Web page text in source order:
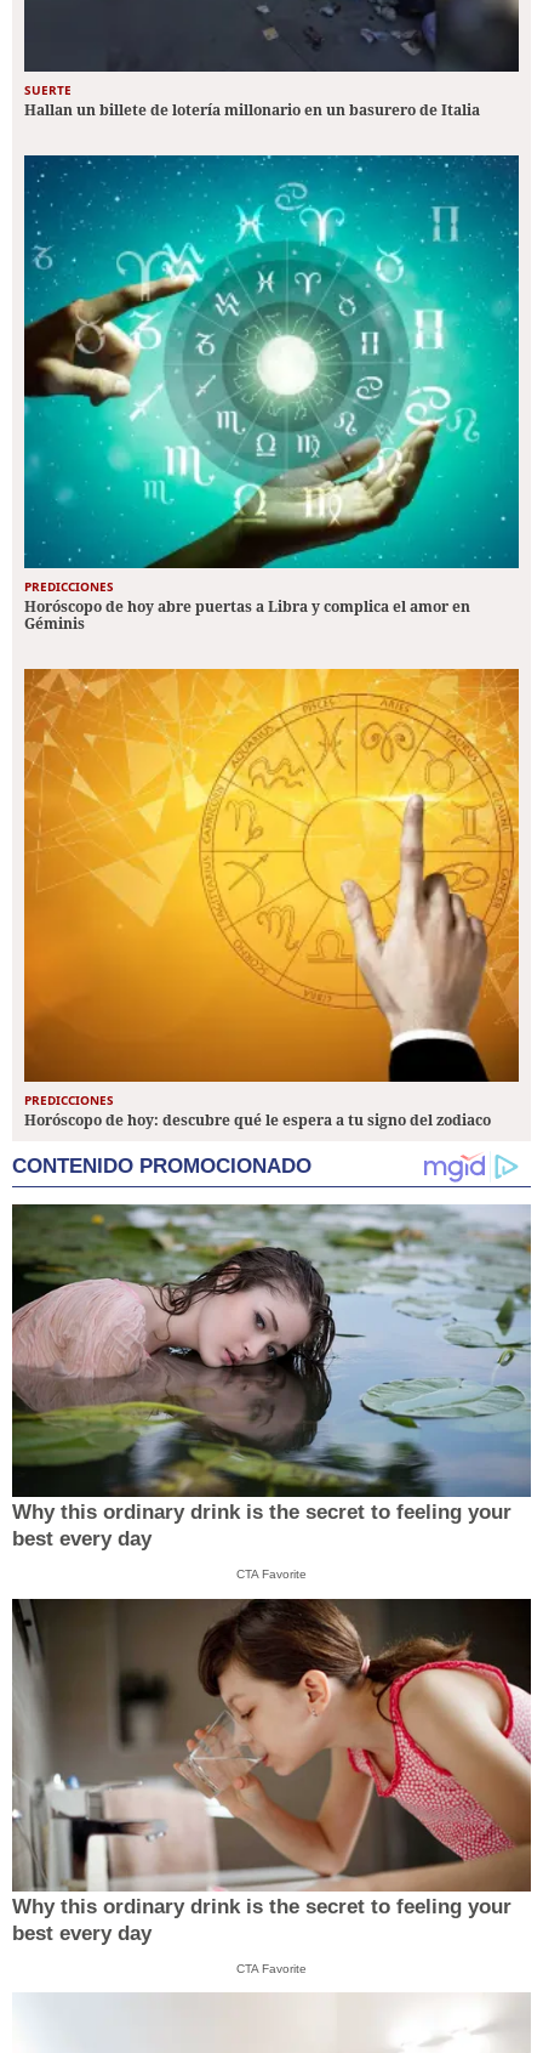
SUERTE
Hallan un billete de lotería millonario en un basurero de Italia
PREDICCIONES
Horóscopo de hoy abre puertas a Libra y complica el amor en
Géminis
PREDICCIONES
Horóscopo de hoy: descubre qué le espera a tu signo del zodiaco
CONTENIDO PROMOCIONADO
Why this ordinary drink is the secret to feeling your
best every day
CTA Favorite
Why this ordinary drink is the secret to feeling your
best every day
CTA Favorite